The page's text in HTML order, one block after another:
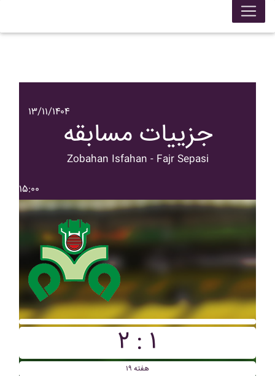
۱۳/۱۱/۱۴۰۴
جزییات مسابقه
Zobahan Isfahan - Fajr Sepasi
۱۵:۰۰
۲ : ۱
هفته ۱۹